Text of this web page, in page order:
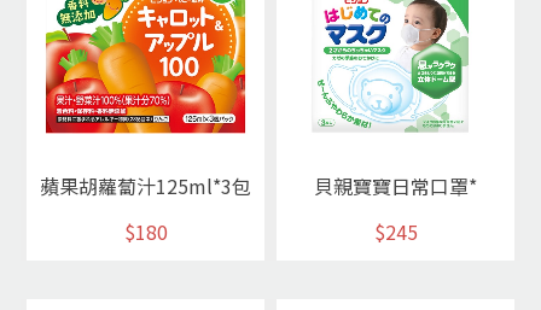
蘋果胡蘿蔔汁125ml*3包
$180
貝親寶寶日常口罩*
$245